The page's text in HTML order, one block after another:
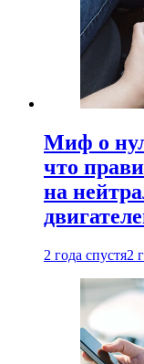
Миф о
что
на
2 года спустя2